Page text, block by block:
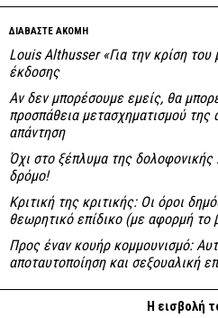
ΔΙΑΒΑΣΤΕ ΑΚΟΜΗ
Louis Althusser «Για την κρίση
έκδοσης
Αν δεν μπορέσουμε εμείς, θα
προσπάθεια μετασχηματισμού της
απάντηση
Όχι στο ξέπλυμα της
δρόμο!
Κριτική της κριτικής: Οι όροι
θεωρητικό επίδικο (με αφορμή το
Προς έναν κουήρ κομμουνισμό:
αποταυτοποίηση και σεξουαλική
Η εισβολή